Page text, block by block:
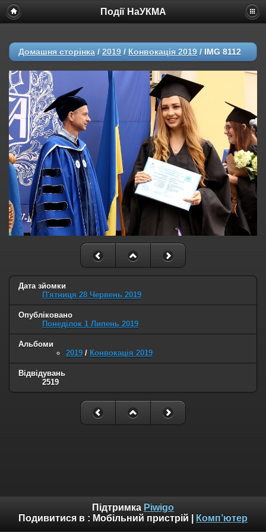
Події НаУКМА
Домашня сторінка / 2019 / Конвокація 2019 / IMG 8112
Дата зйомки
П'ятниця 28 Червень 2019
Опубліковано
Понеділок 1 Липень 2019
Альбоми
2019 / Конвокація 2019
Відвідувань
2519
Підтримка Piwigo
Подивитися в : Мобільний пристрій Комп’ютер